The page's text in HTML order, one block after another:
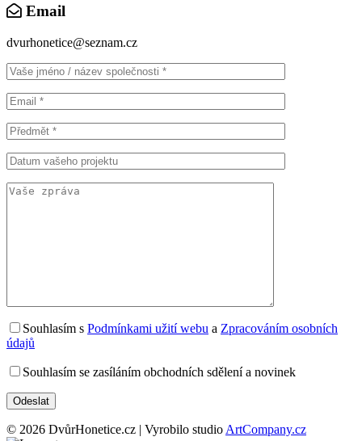
Email
dvurhonetice@seznam.cz
Souhlasím s Podmínkami užití webu a Zpracováním osobních
údajů
Souhlasím se zasíláním obchodních sdělení a novinek
© 2026 DvůrHonetice.cz | Vyrobilo studio ArtCompany.cz